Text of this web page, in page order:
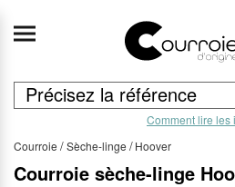
Comment lire les
Courroie Sèche-linge Hoover
Courroie sèche-linge